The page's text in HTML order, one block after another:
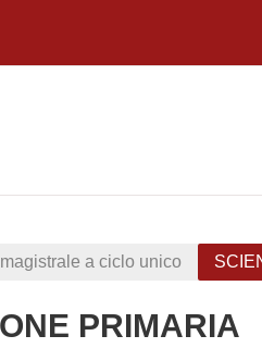
a ciclo unico
PRIMARIA